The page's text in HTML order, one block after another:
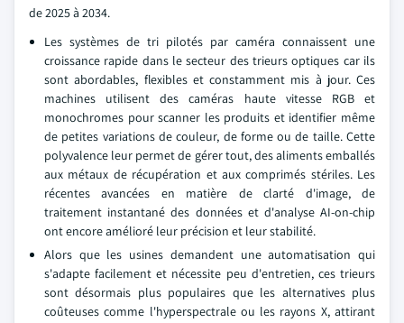
de 2025 à 2034.
Les systèmes de tri pilotés par caméra connaissent une
croissance rapide dans le secteur des trieurs optiques car ils
sont abordables, flexibles et constamment mis à jour. Ces
machines utilisent des caméras haute vitesse RGB et
monochromes pour scanner les produits et identifier même
de petites variations de couleur, de forme ou de taille. Cette
polyvalence leur permet de gérer tout, des aliments emballés
aux métaux de récupération et aux comprimés stériles. Les
récentes avancées en matière de clarté d'image, de
traitement instantané des données et d'analyse AI-on-chip
ont encore amélioré leur précision et leur stabilité.
Alors que les usines demandent une automatisation qui
s'adapte facilement et nécessite peu d'entretien, ces trieurs
sont désormais plus populaires que les alternatives plus
coûteuses comme l'hyperspectrale ou les rayons X, attirant